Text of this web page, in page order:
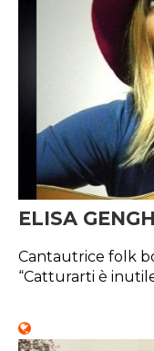
ELISA
Cantautrice folk
“Catturarti è